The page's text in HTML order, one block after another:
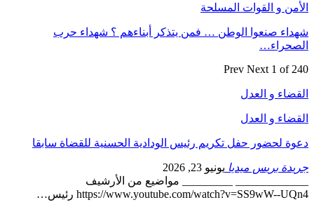
الأمن و القوات المسلحة
شهداء صنعوا الوطن … فمن يتذكر أبناءهم ؟ شهداء حرب
الصحراء…
Prev Next 1 of 240
القضاء و العدل
القضاء و العدل
دعوة لحضور حفل تكريم رئيس الودادية الحسنية للقضاة سابقا
جريدة بريس ميديا يونيو 23, 2026
_____________ _________ مواضيع من الأرشيف
https://www.youtube.com/watch?v=SS9wW--UQn4 رئيس…